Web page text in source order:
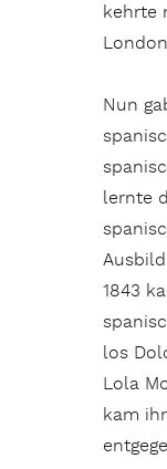
kehrte
Nun
lernte
1843
los
Lola
kam